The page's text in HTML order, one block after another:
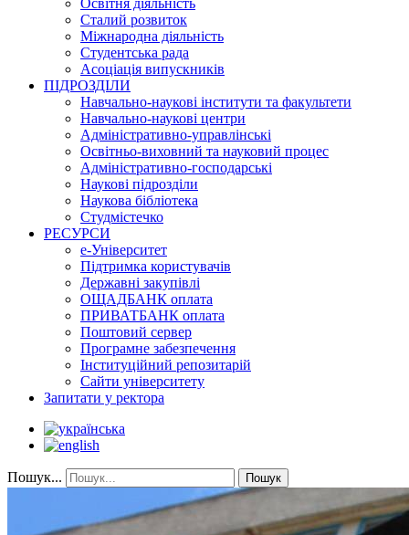
Сталий розвиток
Міжнародна діяльність
Студентська рада
Асоціація випускників
ПІДРОЗДІЛИ
Навчально-наукові інститути та факультети
Навчально-наукові центри
Адміністративно-управлінські
Освітньо-виховний та науковий процес
Адміністративно-господарські
Наукові підрозділи
Наукова бібліотека
Студмістечко
РЕСУРСИ
е-Університет
Підтримка користувачів
Державні закупівлі
ОЩАДБАНК оплата
ПРИВАТБАНК оплата
Поштовий сервер
Програмне забезпечення
Інституційний репозитарій
Сайти університету
Запитати у ректора
Пошук... Пошук